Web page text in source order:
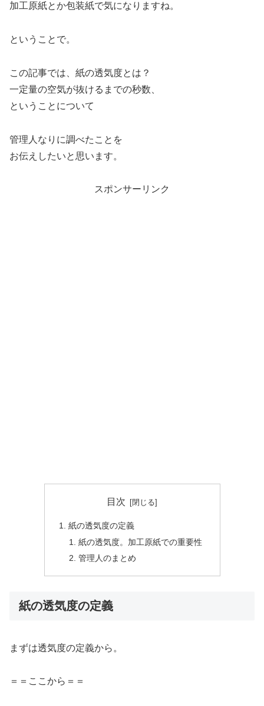
加工原紙とか包装紙で気になりますね。
ということで。
この記事では、紙の透気度とは？
一定量の空気が抜けるまでの秒数、
ということについて
管理人なりに調べたことを
お伝えしたいと思います。
スポンサーリンク
目次
紙の透気度の定義
紙の透気度。加工原紙での重要性
管理人のまとめ
紙の透気度の定義
まずは透気度の定義から。
＝＝ここから＝＝